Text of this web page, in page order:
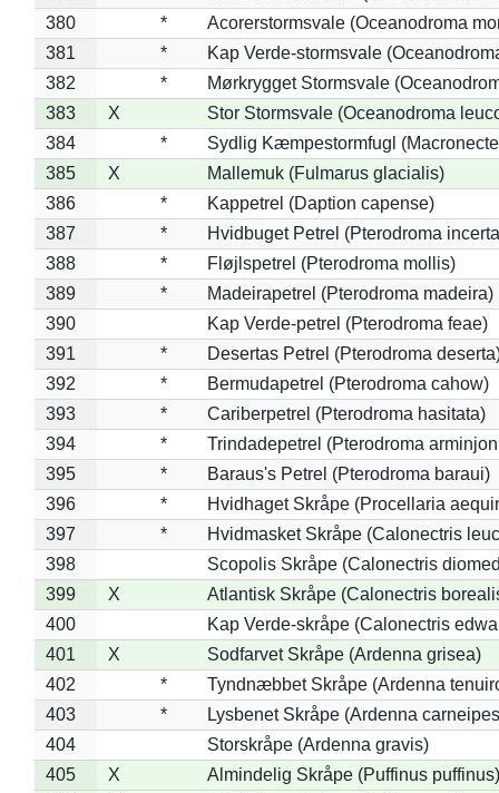
380
*
Acorerstormsvale (Oceanodroma
381
*
Kap Verde-stormsvale
382
*
Mørkrygget Stormsvale
383
X
Stor Stormsvale (Oceanodroma
384
*
Sydlig Kæmpestormfugl
385
X
Mallemuk (Fulmarus glacialis)
386
*
Kappetrel (Daption capense)
387
*
Hvidbuget Petrel (Pterodroma
388
*
Fløjlspetrel (Pterodroma mollis)
389
*
Madeirapetrel (Pterodroma madeira)
390
Kap Verde-petrel (Pterodroma feae)
391
*
Desertas Petrel (Pterodroma
392
*
Bermudapetrel (Pterodroma cahow)
393
*
Cariberpetrel (Pterodroma hasitata)
394
*
Trindadepetrel (Pterodroma
395
*
Baraus's Petrel (Pterodroma baraui)
396
*
Hvidhaget Skråpe (Procellaria
397
*
Hvidmasket Skråpe (Calonectris
398
Scopolis Skråpe (Calonectris
399
X
Atlantisk Skråpe (Calonectris
400
Kap Verde-skråpe (Calonectris
401
X
Sodfarvet Skråpe (Ardenna grisea)
402
*
Tyndnæbbet Skråpe (Ardenna
403
*
Lysbenet Skråpe (Ardenna
404
Storskråpe (Ardenna gravis)
405
X
Almindelig Skråpe (Puffinus puffinus)